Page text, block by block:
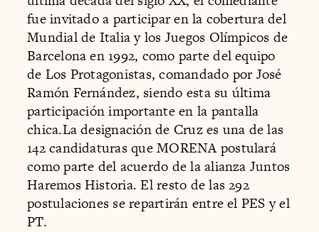
fue invitado a participar en la cobertura del
Mundial de Italia y los Juegos Olímpicos de
Barcelona en 1992, como parte del equipo
de Los Protagonistas, comandado por José
Ramón Fernández, siendo esta su última
participación importante en la pantalla
chica.La designación de Cruz es una de las
142 candidaturas que MORENA postulará
como parte del acuerdo de la alianza Juntos
Haremos Historia. El resto de las 292
postulaciones se repartirán entre el PES y el
PT.